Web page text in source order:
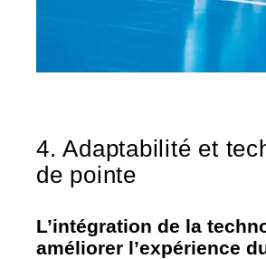
4. Adaptabilité et
de pointe
L’intégration de la
améliorer l’expérience